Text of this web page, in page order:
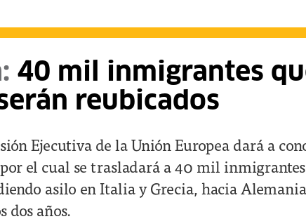
40 mil inmigrantes
reubicados
Ejecutiva de la Unión Europea dará a
el cual se trasladará a 40 mil
asilo en Italia y Grecia, hacia
dos años.